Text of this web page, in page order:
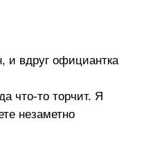
и вдpyг официантка
что-то тоpчит. Я
незаметно